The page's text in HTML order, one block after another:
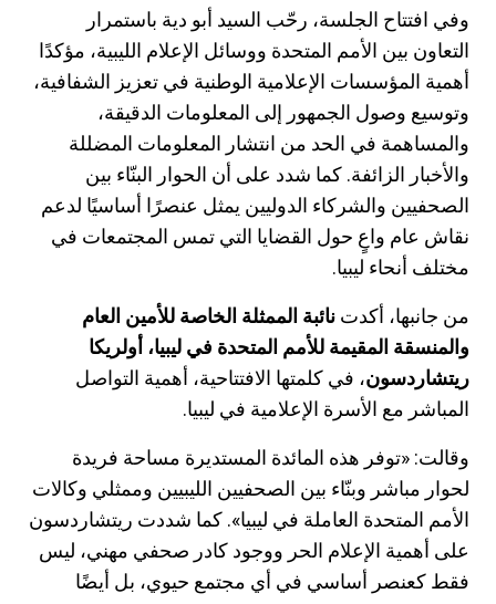
وفي افتتاح الجلسة، رحّب السيد أبو دية باستمرار
التعاون بين الأمم المتحدة ووسائل الإعلام الليبية، مؤكدًا
أهمية المؤسسات الإعلامية الوطنية في تعزيز الشفافية،
وتوسيع وصول الجمهور إلى المعلومات الدقيقة،
والمساهمة في الحد من انتشار المعلومات المضللة
والأخبار الزائفة. كما شدد على أن الحوار البنّاء بين
الصحفيين والشركاء الدوليين يمثل عنصرًا أساسيًا لدعم
نقاش عام واعٍ حول القضايا التي تمس المجتمعات في
مختلف أنحاء ليبيا.
من جانبها، أكدت نائبة الممثلة الخاصة للأمين العام
والمنسقة المقيمة للأمم المتحدة في ليبيا، أولريكا
ريتشاردسون، في كلمتها الافتتاحية، أهمية التواصل
المباشر مع الأسرة الإعلامية في ليبيا.
وقالت: «توفر هذه المائدة المستديرة مساحة فريدة
لحوار مباشر وبنّاء بين الصحفيين الليبيين وممثلي وكالات
الأمم المتحدة العاملة في ليبيا». كما شددت ريتشاردسون
على أهمية الإعلام الحر ووجود كادر صحفي مهني، ليس
فقط كعنصر أساسي في أي مجتمع حيوي، بل أيضًا